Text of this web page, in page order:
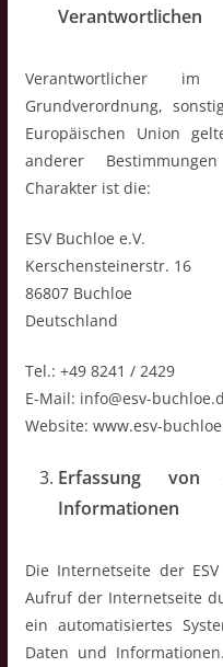
Verantwortlichen
Verantwortlicher
Grundverordnung,
Europäischen Union
anderer
Charakter ist die:
ESV Buchloe e.V.
Kerschensteinerstr. 16
86807 Buchloe
Deutschland
Tel.: +49 8241 / 2429
E-Mail: info@esv-
Website: www.esv-
Erfassung von
Informationen
Die Internetseite der
Aufruf der Internetseite
ein automatisiertes
Daten und